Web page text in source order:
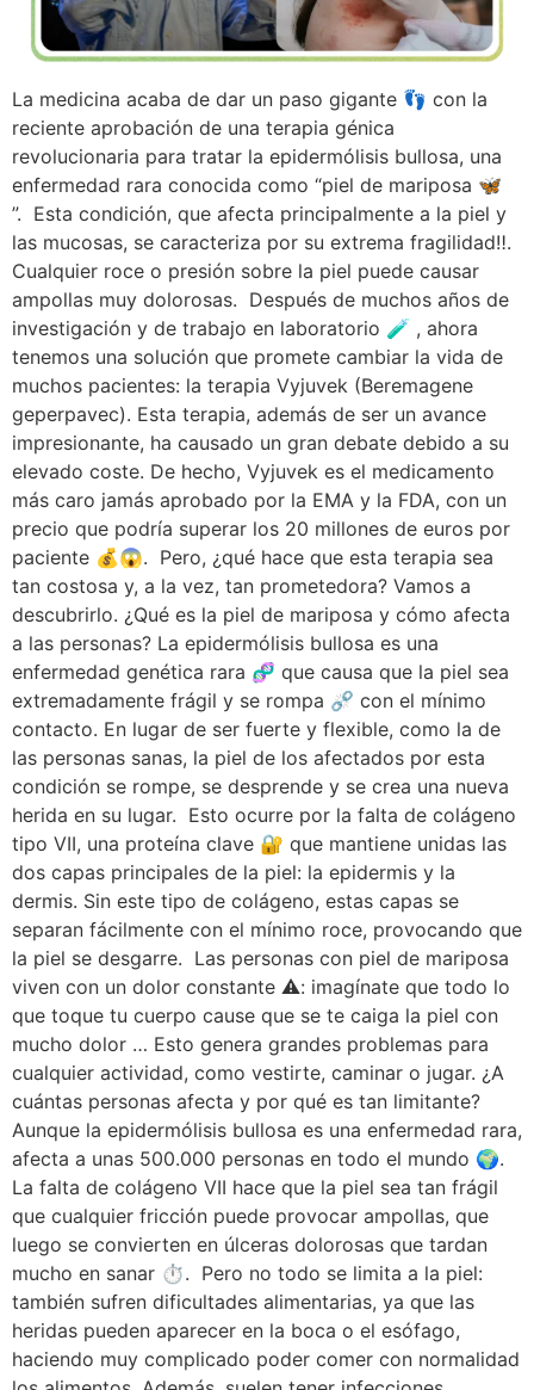
La medicina acaba de dar un paso gigante 👣 con la
reciente aprobación de una terapia génica
revolucionaria para tratar la epidermólisis bullosa, una
enfermedad rara conocida como “piel de mariposa 🦋
”. Esta condición, que afecta principalmente a la piel y
las mucosas, se caracteriza por su extrema fragilidad‼️.
Cualquier roce o presión sobre la piel puede causar
ampollas muy dolorosas. Después de muchos años de
investigación y de trabajo en laboratorio 🧪 , ahora
tenemos una solución que promete cambiar la vida de
muchos pacientes: la terapia Vyjuvek (Beremagene
geperpavec). Esta terapia, además de ser un avance
impresionante, ha causado un gran debate debido a su
elevado coste. De hecho, Vyjuvek es el medicamento
más caro jamás aprobado por la EMA y la FDA, con un
precio que podría superar los 20 millones de euros por
paciente 💰😱. Pero, ¿qué hace que esta terapia sea
tan costosa y, a la vez, tan prometedora? Vamos a
descubrirlo. ¿Qué es la piel de mariposa y cómo afecta
a las personas? La epidermólisis bullosa es una
enfermedad genética rara 🧬 que causa que la piel sea
extremadamente frágil y se rompa ⛓️‍💥 con el mínimo
contacto. En lugar de ser fuerte y flexible, como la de
las personas sanas, la piel de los afectados por esta
condición se rompe, se desprende y se crea una nueva
herida en su lugar. Esto ocurre por la falta de colágeno
tipo VII, una proteína clave 🔐 que mantiene unidas las
dos capas principales de la piel: la epidermis y la
dermis. Sin este tipo de colágeno, estas capas se
separan fácilmente con el mínimo roce, provocando que
la piel se desgarre. Las personas con piel de mariposa
viven con un dolor constante ⚠️: imagínate que todo lo
que toque tu cuerpo cause que se te caiga la piel con
mucho dolor … Esto genera grandes problemas para
cualquier actividad, como vestirte, caminar o jugar. ¿A
cuántas personas afecta y por qué es tan limitante?
Aunque la epidermólisis bullosa es una enfermedad rara,
afecta a unas 500.000 personas en todo el mundo 🌍.
La falta de colágeno VII hace que la piel sea tan frágil
que cualquier fricción puede provocar ampollas, que
luego se convierten en úlceras dolorosas que tardan
mucho en sanar ⏱️. Pero no todo se limita a la piel:
también sufren dificultades alimentarias, ya que las
heridas pueden aparecer en la boca o el esófago,
haciendo muy complicado poder comer con normalidad